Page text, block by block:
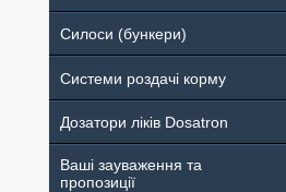
Силоси (бункери)
Системи роздачі корму
Дозатори ліків Dosatron
Ваші зауваження та
пропозиції